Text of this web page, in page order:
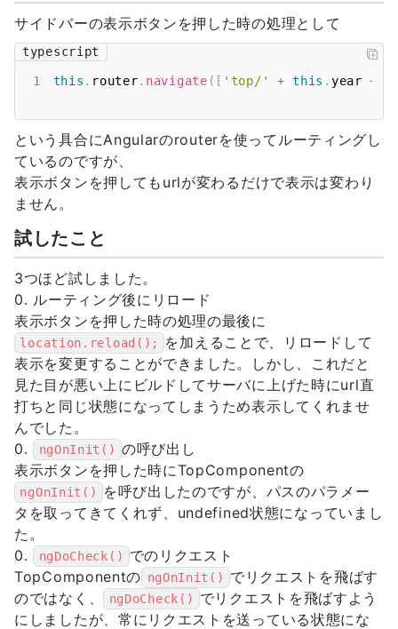
サイドバーの表示ボタンを押した時の処理として
typescript
1 this . router. navigate ( [ 'top/' + this . year +
という具合にAngularのrouterを使ってルーティングし
ているのですが、
表示ボタンを押してもurlが変わるだけで表示は変わり
ません。
試したこと
3つほど試しました。
0. ルーティング後にリロード
表示ボタンを押した時の処理の最後に
location.reload();
を加えることで、リロードして
表示を変更することができました。しかし、これだと
見た目が悪い上にビルドしてサーバに上げた時にurl直
打ちと同じ状態になってしまうため表示してくれませ
んでした。
0.
ngOnInit() の呼び出し
表示ボタンを押した時にTopComponentの
ngOnInit()
を呼び出したのですが、パスのパラメー
タを取ってきてくれず、undefined状態になっていまし
た。
0.
ngDoCheck()
でのリクエスト
TopComponentの ngOnInit()
でリクエストを飛ばす
のではなく、
ngDoCheck()
でリクエストを飛ばすよう
にしましたが、常にリクエストを送っている状態にな